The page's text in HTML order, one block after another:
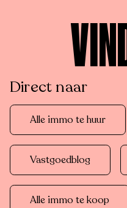
Direct naar
Alle immo te huur
Vastgoedblog
Alle immo te koop